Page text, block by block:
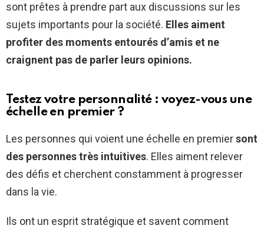
sont prêtes à prendre part aux discussions sur les
sujets importants pour la société. Elles aiment
profiter des moments entourés d’amis et ne
craignent pas de parler leurs opinions.
Testez votre personnalité : voyez-vous une
échelle en premier ?
Les personnes qui voient une échelle en premiersont
des personnes très intuitives. Elles aiment relever
des défis et cherchent constamment à progresser
dans la vie.
Ils ont un esprit stratégique et savent comment